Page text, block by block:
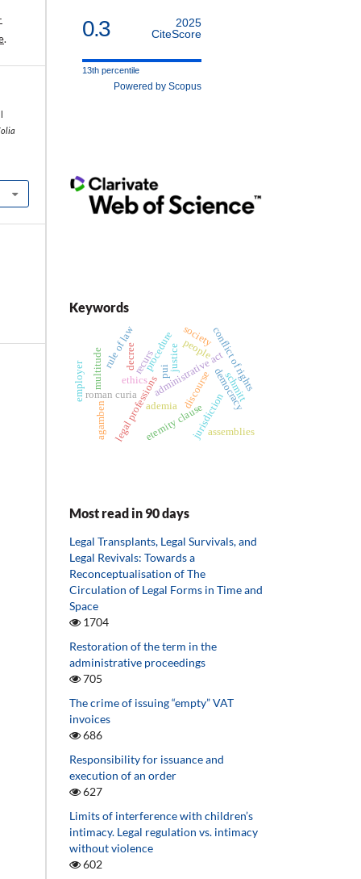
. 0.3
2025
CiteScore
13th percentile
Powered by Scopus
Keywords
ethics
legal professions discourse
jurisdiction
recurs
roman curia
decree administrative act
procedure
democracy
rule of law
eternity clause assemblies
conflict of rights
agamben ademia
people
multitude schmitt
employer puijustice
society
Most read in 90 days
Legal Transplants, Legal Survivals, and
Legal Revivals: Towards a
Reconceptualisation of The
Circulation of Legal Forms in Time and
Space
1704
Restoration of the term in the
administrative proceedings
705
The crime of issuing “empty” VAT
invoices
686
Responsibility for issuance and
execution of an order
627
Limits of interference with children’s
intimacy. Legal regulation vs. intimacy
without violence
602